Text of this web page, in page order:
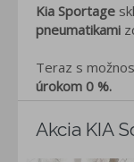
Kia Sportage
pneumatikami
Teraz s
úrokom 0 %.
Akcia KIA